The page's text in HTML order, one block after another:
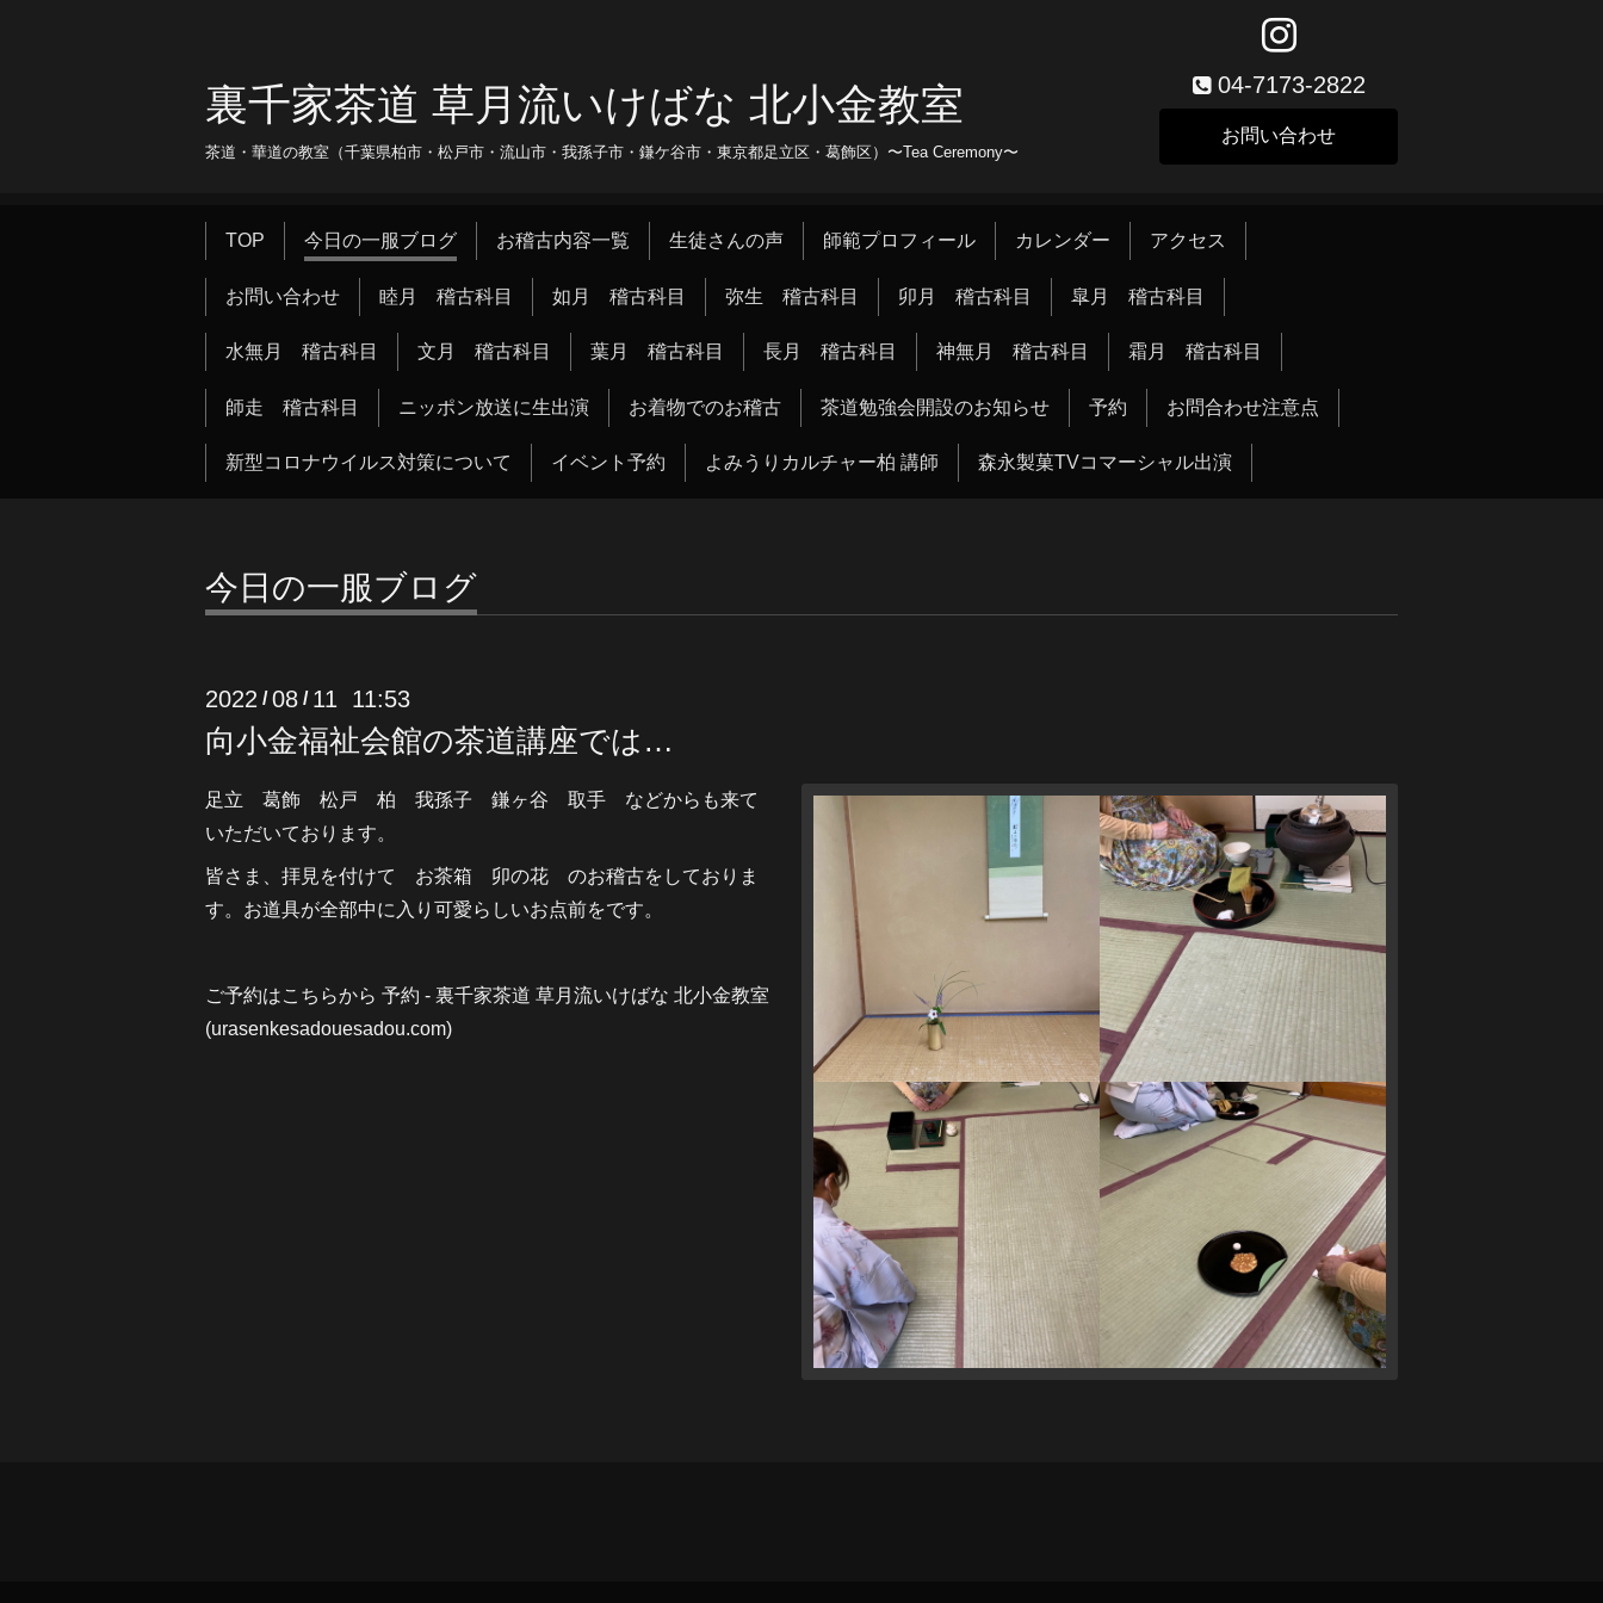
裏千家茶道 草月流いけばな 北小金教室
茶道・華道の教室（千葉県柏市・松戸市・流山市・我孫子市・鎌ケ谷市・東京都足立区・葛飾区）〜Tea Ceremony〜
04-7173-2822
お問い合わせ
TOP 今日の一服ブログ お稽古内容一覧 生徒さんの声 師範プロフィール カレンダー アクセス
お問い合わせ 睦月 稽古科目 如月 稽古科目 弥生 稽古科目 卯月 稽古科目 皐月 稽古科目
水無月 稽古科目 文月 稽古科目 葉月 稽古科目 長月 稽古科目 神無月 稽古科目 霜月 稽古科目
師走 稽古科目 ニッポン放送に生出演 お着物でのお稽古 茶道勉強会開設のお知らせ 予約 お問合わせ注意点
新型コロナウイルス対策について イベント予約 よみうりカルチャー柏 講師 森永製菓TVコマーシャル出演
今日の一服ブログ
2022 /08 / 11 11:53
向小金福祉会館の茶道講座では…
足立 葛飾 松戸 柏 我孫子 鎌ヶ谷 取手 などからも来て
いただいております。
皆さま、拝見を付けて お茶箱 卯の花 のお稽古をしておりま
す。お道具が全部中に入り可愛らしいお点前をです。
ご予約はこちらから 予約 - 裏千家茶道 草月流いけばな 北小金教室
(urasenkesadouesadou.com)